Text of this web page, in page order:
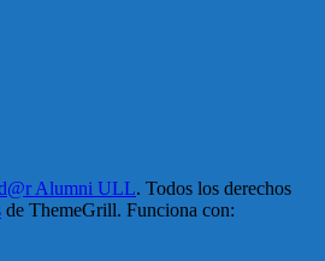
Alumni ULL. Todos los derechos
de ThemeGrill. Funciona con: